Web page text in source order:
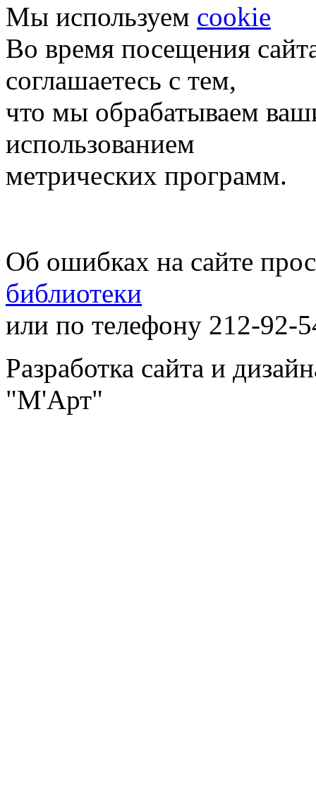
Мы используем cookie
Во время посещения
соглашаетесь с тем,
что мы обрабатываем
использованием
метрических программ.
Об ошибках на сайте
библиотеки
или по телефону 212-92-
Разработка сайта и
"М'Арт"